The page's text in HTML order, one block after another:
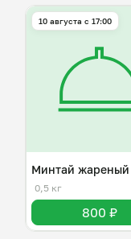
10 августа с 17:00
Минтай жареный
0,5 кг
800 ₽